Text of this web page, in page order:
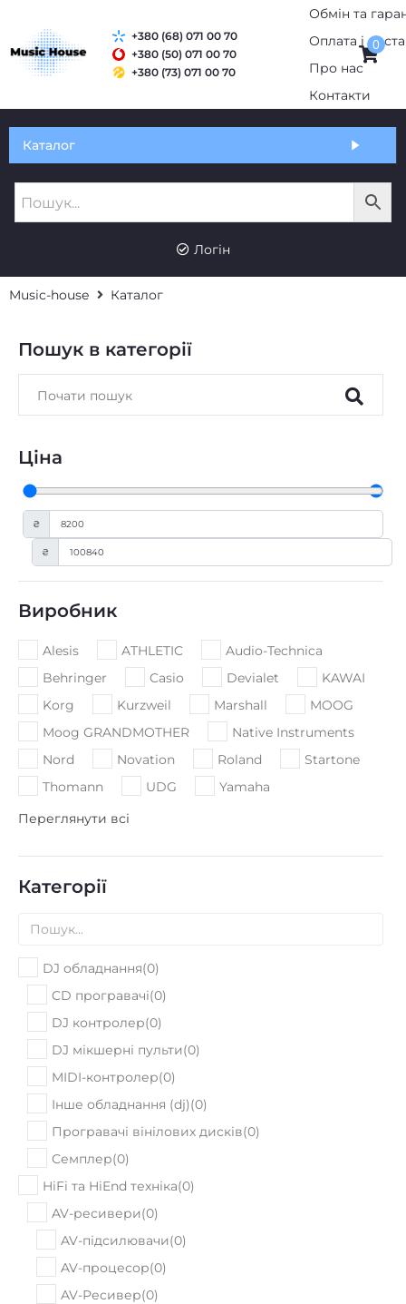
Обмін та
Оплата і
Про нас
Контакти
+380 (68) 071 00 70
+380 (50) 071 00 70
+380 (73) 071 00 70
0
Каталог
Логін
Music-house Каталог
Пошук в категорії
Ціна
₴
₴
Виробник
Alesis ATHLETIC
Audio-Technica
Behringer
Casio Devialet
KAWAI
Korg
Kurzweil Marshall
MOOG
Moog GRANDMOTHER
Native Instruments
Nord
Novation Roland
Startone
Thomann
UDG
Yamaha
Переглянути всі
Категорії
DJ обладнання(0)
CD програвачі(0)
DJ контролер(0)
DJ мікшерні пульти(0)
MIDI-контролер(0)
Інше обладнання (dj)(0)
Програвачі вінілових дисків(0)
Семплер(0)
HiFi та HiEnd техніка(0)
AV-ресивери(0)
AV-підсилювачи(0)
AV-процесор(0)
AV-Ресивер(0)